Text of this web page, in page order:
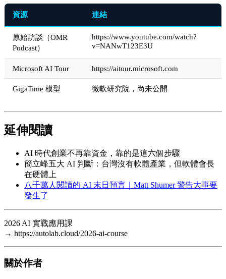
資源 連結
原始訪談（OMR
Podcast）
https://www.youtube.com/watch?
v=NANwT123E3U
Microsoft AI Tour https://aitour.microsoft.com
GigaTime 模型 微軟研究院，尚未公開
延伸閱讀
AI 時代創業不再靠資金，靠的是這六個步驟
簡立峰五大 AI 判斷：台灣沒有軟體產業，但軟體會長
在硬體上
八千萬人閱讀的 AI 末日預言｜Matt Shumer 警告大事要
發生了
2026 AI 實戰應用課
→ https://autolab.cloud/2026-ai-course
關於作者